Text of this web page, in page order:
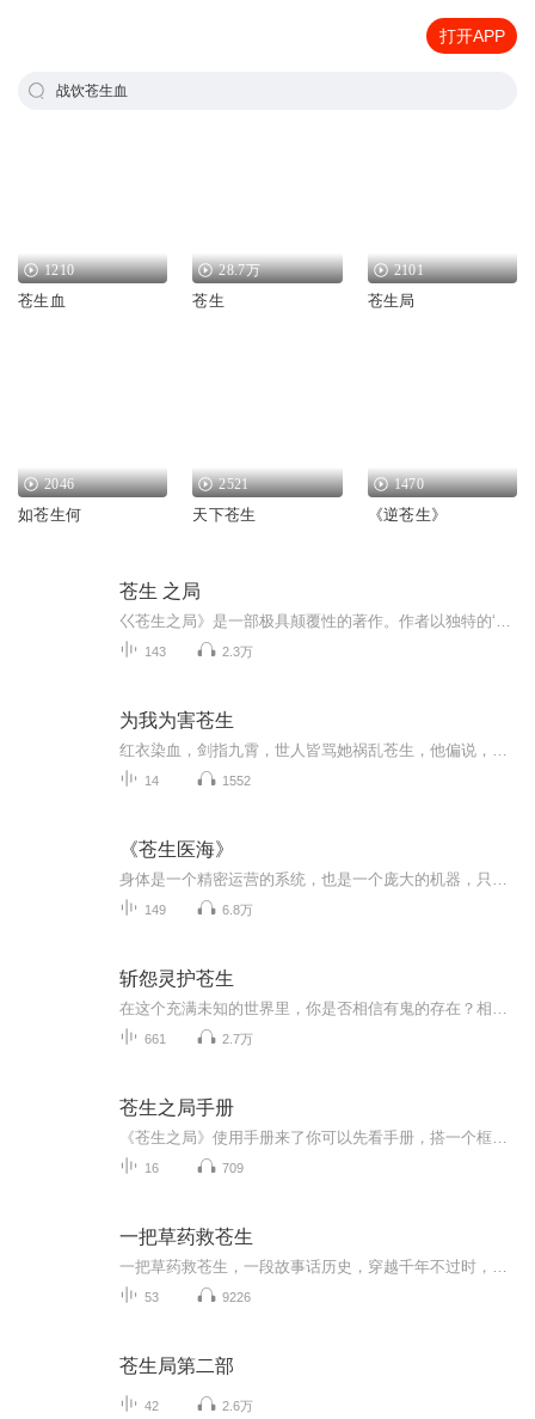
打开APP
战饮苍生血
1210
苍生血
28.7万
苍生
2101
苍生局
2046
如苍生何
2521
天下苍生
1470
《逆苍生》
苍生 之局
143 2.3万
为我为害苍生
14 1552
《苍生医海》
149 6.8万
斩怨灵护苍生
661 2.7万
苍生之局手册
16 709
一把草药救苍生
53 9226
苍生局第二部
42 2.6万